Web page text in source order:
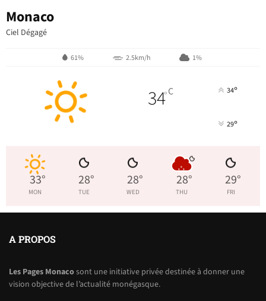
Monaco
Ciel Dégagé
61% 2.5km/h 1%
34°C 34°
29°
33°
MON
28°
TUE
28°
WED
28°
THU
29°
FRI
A PROPOS
Les Pages Monacosont une initiative privée destinée à donner une
vision objective de l’actualité monégasque.